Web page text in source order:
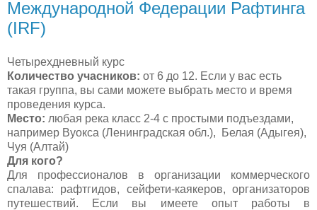
Международной Федерации Рафтинга
(IRF)
Четырехдневный курс
Количество учасников: от 6 до 12. Если у вас есть
такая группа, вы сами можете выбрать место и время
проведения курса.
Место: любая река класс 2-4 с простыми подъездами,
например Вуокса (Ленинградская обл.), Белая (Адыгея),
Чуя (Алтай)
Для кого?
Для профессионалов в организации коммерческого
спалава: рафтгидов, сейфети-каякеров, организаторов
путешествий. Если вы имеете опыт работы в